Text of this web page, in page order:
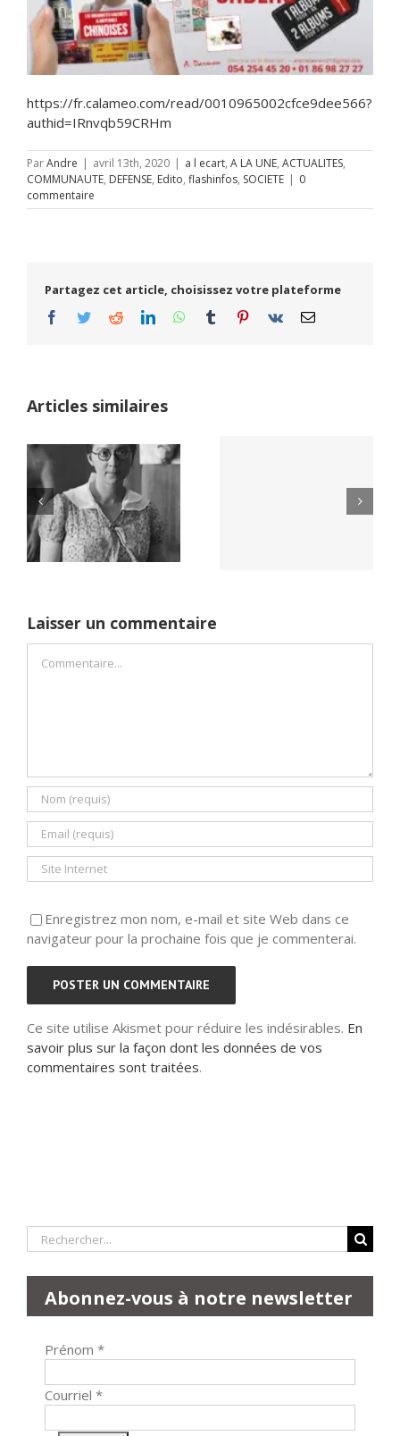
https://fr.calameo.com/read/0010965002cfce9dee566?
authid=IRnvqb59CRHm
ParAndre | avril 13th, 2020 | a l ecart, A LA UNE, ACTUALITES,
COMMUNAUTE, DEFENSE, Edito, flashinfos, SOCIETE | 0
commentaire
Partagez cet article, choisissez votre plateforme
Facebook
TwitterRedditLinkedInWhatsApp
Tumblr Pinterest
Vk Email
Articles similaires
Netflix Field of
Dreams (1989)
Yaïr Golan : une
Laisser un commentaire
Enregistrez mon nom, e-mail et site Web dans ce
navigateur pour la prochaine fois que je commenterai.
Ce site utilise Akismet pour réduire les indésirables. En
savoir plus sur la façon dont les données de vos
commentaires sont traitées.
Rechercher:
Abonnez-vous à notre newsletter
Prénom *
Courriel *